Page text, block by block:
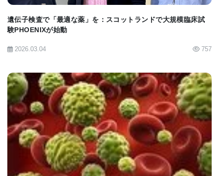
を増加させると考えられている寒冷暴露、運動、カ
る）（文末のPETスキャン画像を参照）。
特定の慢性疾患のリスクが低いことに関連する褐色
脂肪
いくつかの一般的で慢性的な病気は、検出可能な褐
色脂肪を持つ人々の間ではあまり一般的ではなかっ
遺伝子検査で「最適な薬」を：スコットランドで大規模臨床試
験PHOENIXが始動
2026.03.04 757
BIOMARKET JP